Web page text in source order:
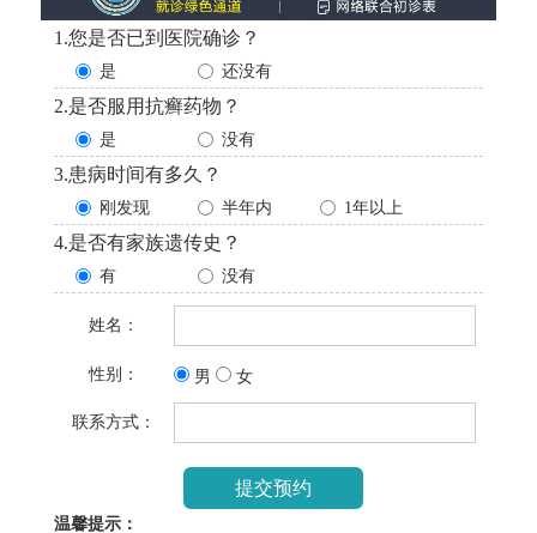
1.您是否已到医院确诊？
是 还没有
2.是否服用抗癣药物？
是 没有
3.患病时间有多久？
刚发现 半年内 1年以上
4.是否有家族遗传史？
有 没有
姓名：
性别： 男 女
联系方式：
温馨提示：